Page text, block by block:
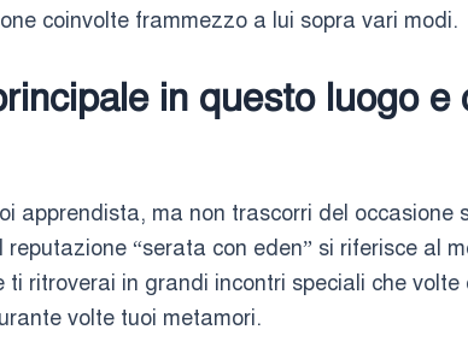
coinvolte frammezzo a lui sopra vari modi.
in questo luogo
apprendista, ma non trascorri del
“serata con eden” si riferisce al
ritroverai in grandi incontri speciali che
volte tuoi metamori.